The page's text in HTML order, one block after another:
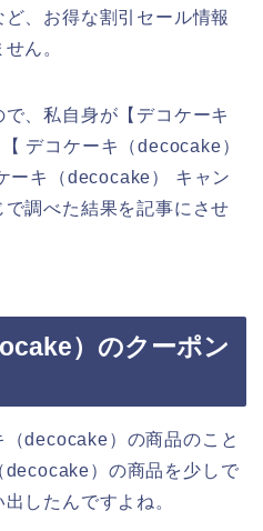
、お得な割引セール情報
ん。
、私自身が【デコケーキ
デコケーキ（decocake）
ーキ（decocake） キャン
調べた結果を記事にさせ
）のクーポン
decocake）の商品のこと
decocake）の商品を少しで
したんですよね。